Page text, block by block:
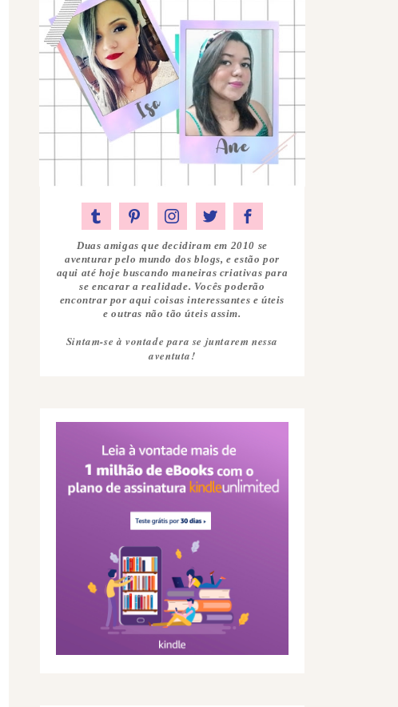
Duas amigas que decidiram em 2010 se
aventurar pelo mundo dos blogs, e estão por
aqui até hoje buscando maneiras criativas para
se encarar a realidade. Vocês poderão
encontrar por aqui coisas interessantes e úteis
e outras não tão úteis assim.
Sintam-se à vontade para se juntarem nessa
aventuta!